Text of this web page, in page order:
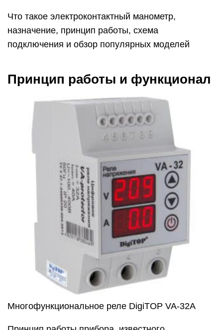
Что такое электроконтактный манометр,
назначение, принцип работы, схема
подключения и обзор популярных моделей
Принцип работы и функционал
Многофункциональное реле DigiTOP VA-32A